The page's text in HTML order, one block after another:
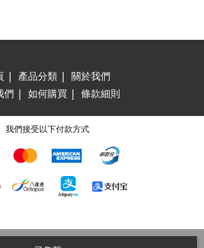
| 產品分類 | 關於我們
們 | 如何購買 | 條款細則
我們接受以下付款方式